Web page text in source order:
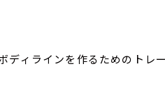
ディラインを作るためのトレ